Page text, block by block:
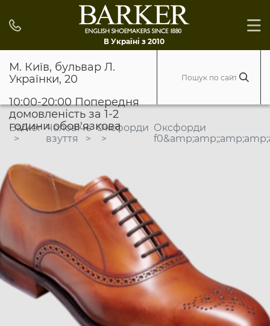
В Україні з 2010
М. Київ, бульвар Л.
Українки, 20
10:00-20:00 Попередня
домовленість за 1-2
години обов'язкова
Barker Чоловіче
взуття
Оксфорди Оксфорди